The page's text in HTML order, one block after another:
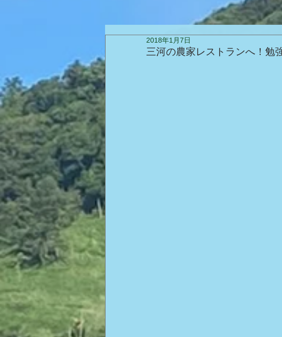
三河の農家レストランへ！勉
2018年1月7日